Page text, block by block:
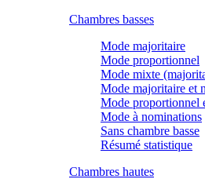
Chambres basses
Mode majoritaire
Mode proportionnel
Mode mixte
Mode majoritaire et
Mode proportionnel
Mode à nominations
Sans chambre basse
Résumé statistique
Chambres hautes